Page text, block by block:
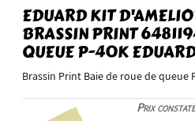
EDUARD KIT
BRASSIN PRINT
QUEUE P-40K
Brassin Print Baie de roue de queue
Prix